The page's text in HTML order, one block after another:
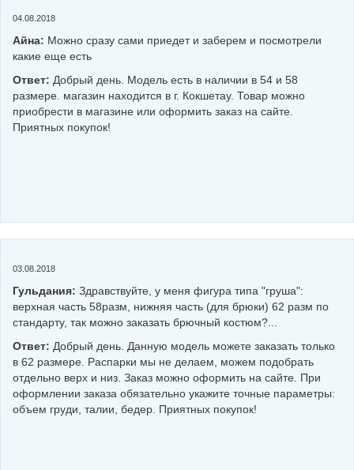
04.08.2018
Айна: Можно сразу сами приедет и заберем и посмотрели
какие еще есть
Ответ: Добрый день. Модель есть в наличии в 54 и 58
размере. магазин находится в г. Кокшетау. Товар можно
приобрести в магазине или оформить заказ на сайте.
Приятных покупок!
03.08.2018
Гульдания: Здравствуйте, у меня фигура типа "груша":
верхная часть 58разм, нижняя часть (для брюки) 62 разм по
стандарту, так можно заказать брючный костюм?...
Ответ: Добрый день. Данную модель можете заказать только
в 62 размере. Распарки мы не делаем, можем подобрать
отдельно верх и низ. Заказ можно оформить на сайте. При
оформлении заказа обязательно укажите точные параметры:
объем груди, талии, бедер. Приятных покупок!